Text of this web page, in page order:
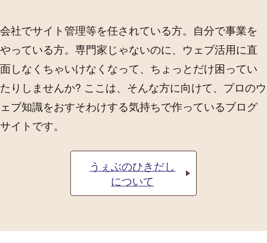
会社でサイト管理等を任されている方。自分で事業を
やっている方。専門家じゃないのに、ウェブ活用に直
面しなくちゃいけなくなって、ちょっとだけ困ってい
たりしませんか? ここは、そんな方に向けて、プロのウ
ェブ知識をおすそわけする気持ちで作っているブログ
サイトです。
うぇぶのひきだし
について